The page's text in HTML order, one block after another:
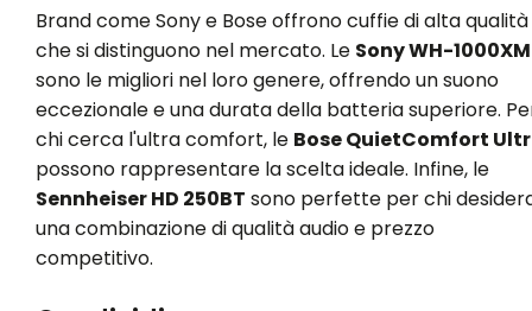
Brand come Sony e Bose offrono cuffie di alta qualità
che si distinguono nel mercato. Le Sony WH-
sono le migliori nel loro genere, offrendo un suono
eccezionale e una durata della batteria superiore.
chi cerca l'ultra comfort, le Bose QuietComfort
possono rappresentare la scelta ideale. Infine, le
Sennheiser HD 250BT sono perfette per chi
una combinazione di qualità audio e prezzo
competitivo.